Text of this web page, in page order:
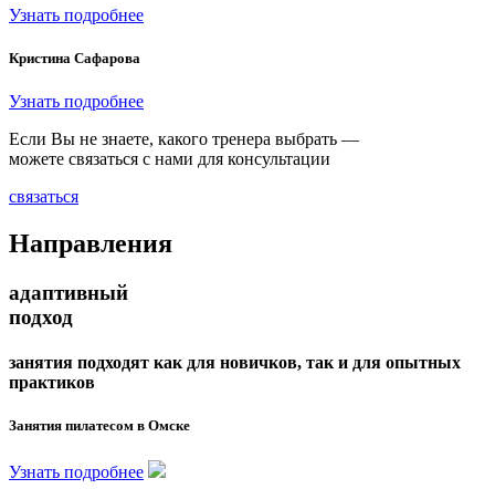
Узнать подробнее
Кристина Сафарова
Узнать подробнее
Если Вы не знаете, какого тренера выбрать —
можете связаться с нами для консультации
связаться
Направления
адаптивный
подход
занятия подходят как для новичков, так и для опытных
практиков
Занятия пилатесом в Омске
Узнать подробнее